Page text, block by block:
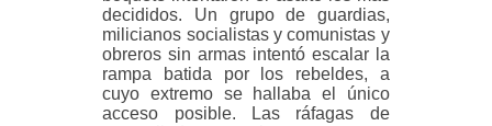
decididos. Un grupo de guardias,
milicianos socialistas y comunistas y
obreros sin armas intentó escalar la
rampa batida por los rebeldes, a
cuyo extremo se hallaba el único
acceso posible. Las ráfagas de